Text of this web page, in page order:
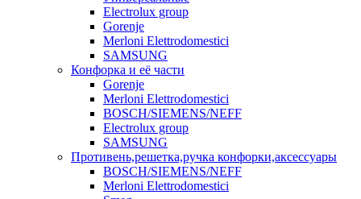
Electrolux group
Gorenje
Merloni Elettrodomestici
SAMSUNG
Конфорка и её части
Gorenje
Merloni Elettrodomestici
BOSCH/SIEMENS/NEFF
Electrolux group
SAMSUNG
Противень,решетка,ручка конфорки,аксессуары
BOSCH/SIEMENS/NEFF
Merloni Elettrodomestici